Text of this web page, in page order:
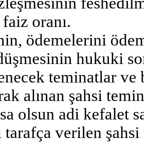
oranı.
ödemelerini
hukuki
teminatlar
alınan şahsi
olsun adi kefalet
tarafça verilen